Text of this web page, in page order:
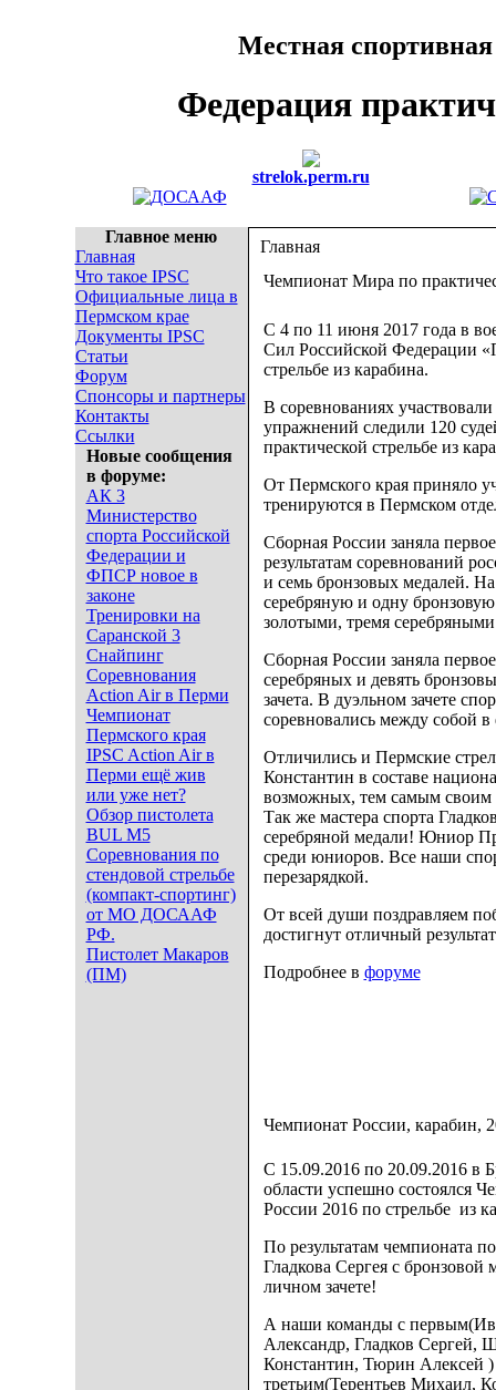
Местная
Федерация
strelok.perm.ru
Главное меню
Главная
Что такое IPSC
Официальные лица в
Пермском крае
Документы IPSC
Статьи
Форум
Спонсоры и партнеры
Контакты
Ссылки
Новые сообщения
в форуме:
АК 3
Министерство
спорта Российской
Федерации и
ФПСР новое в
законе
Тренировки на
Саранской 3
Снайпинг
Соревнования
Action Air в Перми
Чемпионат
Пермского края
IPSC Action Air в
Перми ещё жив
или уже нет?
Обзор пистолета
BUL M5
Соревнования по
стендовой стрельбе
(компакт-спортинг)
от МО ДОСААФ
РФ.
Пистолет Макаров
(ПМ)
Главная
Чемпионат Мира по
С 4 по 11 июня 2017 года в
Сил Российской Федерации
стрельбе из карабина.
В соревнованиях
упражнений следили 120
практической стрельбе из
От Пермского края приняло
тренируются в Пермском
Сборная России заняла
результатам соревнований
и семь бронзовых медалей.
серебряную и одну
золотыми, тремя
Сборная России заняла
серебряных и девять
зачета. В дуэльном зачете
соревновались между собой
Отличились и Пермские
Константин в составе
возможных, тем самым своим
Так же мастера спорта
серебряной медали! Юниор
среди юниоров. Все наши
перезарядкой.
От всей души поздравляем
достигнут отличный
Подробнее в форуме
Чемпионат России, карабин,
C 15.09.2016 по 20.09.2016 в
области успешно состоялся
России 2016 по стрельбе из
По результатам чемпионата
Гладкова Сергея с бронзовой
личном зачете!
А наши команды с
Александр, Гладков Сергей,
Константин, Тюрин Алексей
третьим(Терентьев Михаил,